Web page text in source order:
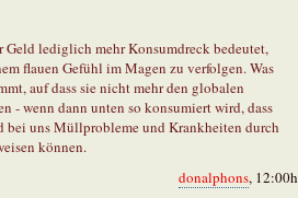
Geld lediglich mehr Konsumdreck bedeutet,
flauen Gefühl im Magen zu verfolgen. Was
auf dass sie nicht mehr den globalen
- wenn dann unten so konsumiert wird, dass
bei uns Müllprobleme und Krankheiten durch
können.
donalphons, 12:00h